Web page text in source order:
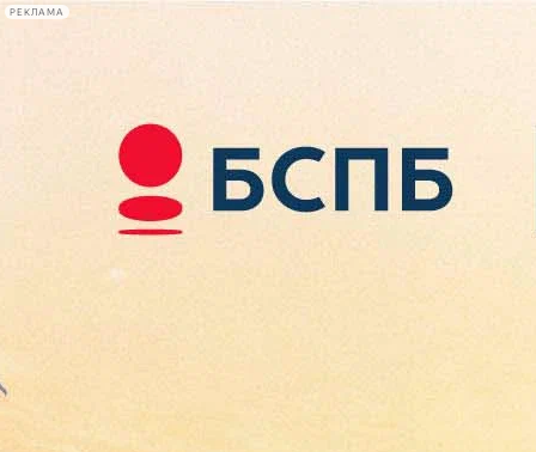
РЕКЛАМА
Сегодня:
2026.08.07
12:59
Афиша Plus